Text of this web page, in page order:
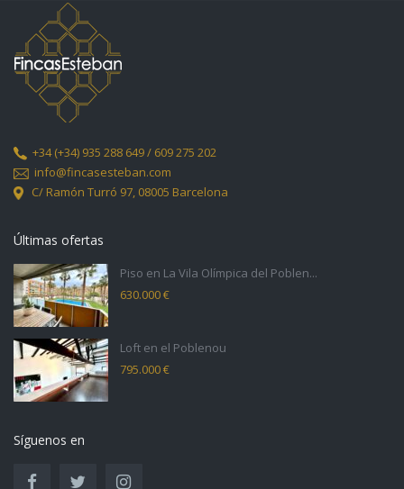
+34(+34) 935 288 649 / 609 275 202
info@fincasesteban.com
C/ Ramón Turró 97, 08005 Barcelona
Últimas ofertas
Piso en La Vila Olímpica del Poblen...
630.000 €
Loft en el Poblenou
795.000 €
Síguenos en